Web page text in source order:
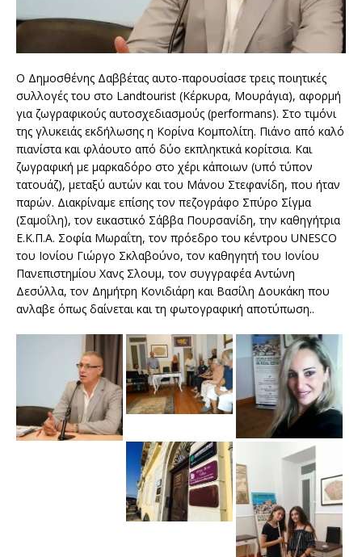
O Δημοσθένης Δαββέτας αυτο-παρουσίασε τρεις ποιητικές
συλλογές του στο Landtourist (Κέρκυρα, Μουράγια), αφορμή
για ζωγραφικούς αυτοσχεδιασμούς (performans). Στο τιμόνι
της γλυκειάς εκδήλωσης η Κορίνα Κομπολίτη. Πιάνο από καλό
πιανίστα και φλάουτο από δύο εκπληκτικά κορίτσια. Και
ζωγραφική με μαρκαδόρο στο χέρι κάποιων (υπό τύπον
τατουάζ), μεταξύ αυτών και του Μάνου Στεφανίδη, που ήταν
παρών. Διακρίναμε επίσης τον πεζογράφο Σπύρο Σίγμα
(Σαμοΐλη), τον εικαστικό Σάββα Πουρσανίδη, την καθηγήτρια
Ε.Κ.Π.Α. Σοφία Μωραΐτη, τον πρόεδρο του κέντρου UNESCO
του Ιονίου Γιώργο Σκλαβούνο, τον καθηγητή του Ιονίου
Πανεπιστημίου Χανς Σλουμ, τον συγγραφέα Αντώνη
Δεσύλλα, τον Δημήτρη Κονιδιάρη και Βασίλη Δουκάκη που
ανλαβε όπως δαίνεται και τη φωτογραφική αποτύπωση..